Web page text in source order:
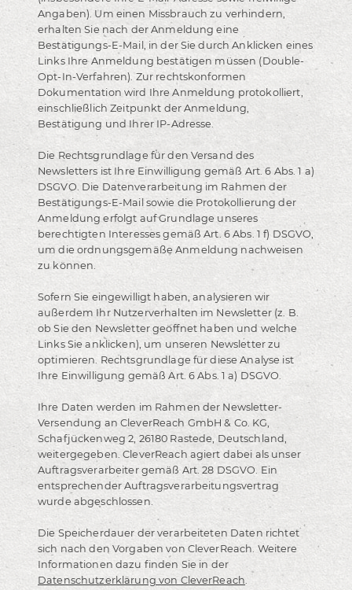
Angaben). Um einen Missbrauch zu verhindern,
erhalten Sie nach der Anmeldung eine
Bestätigungs-E-Mail, in der Sie durch Anklicken eines
Links Ihre Anmeldung bestätigen müssen (Double-
Opt-In-Verfahren). Zur rechtskonformen
Dokumentation wird Ihre Anmeldung protokolliert,
einschließlich Zeitpunkt der Anmeldung,
Bestätigung und Ihrer IP-Adresse.
Die Rechtsgrundlage für den Versand des
Newsletters ist Ihre Einwilligung gemäß Art. 6 Abs. 1 a)
DSGVO. Die Datenverarbeitung im Rahmen der
Bestätigungs-E-Mail sowie die Protokollierung der
Anmeldung erfolgt auf Grundlage unseres
berechtigten Interesses gemäß Art. 6 Abs. 1 f) DSGVO,
um die ordnungsgemäße Anmeldung nachweisen
zu können.
Sofern Sie eingewilligt haben, analysieren wir
außerdem Ihr Nutzerverhalten im Newsletter (z. B.
ob Sie den Newsletter geöffnet haben und welche
Links Sie anklicken), um unseren Newsletter zu
optimieren. Rechtsgrundlage für diese Analyse ist
Ihre Einwilligung gemäß Art. 6 Abs. 1 a) DSGVO.
Ihre Daten werden im Rahmen der Newsletter-
Versendung an CleverReach GmbH & Co. KG,
Schafjückenweg 2, 26180 Rastede, Deutschland,
weitergegeben. CleverReach agiert dabei als unser
Auftragsverarbeiter gemäß Art. 28 DSGVO. Ein
entsprechender Auftragsverarbeitungsvertrag
wurde abgeschlossen.
Die Speicherdauer der verarbeiteten Daten richtet
sich nach den Vorgaben von CleverReach. Weitere
Informationen dazu finden Sie in der
Datenschutzerklärung von CleverReach.